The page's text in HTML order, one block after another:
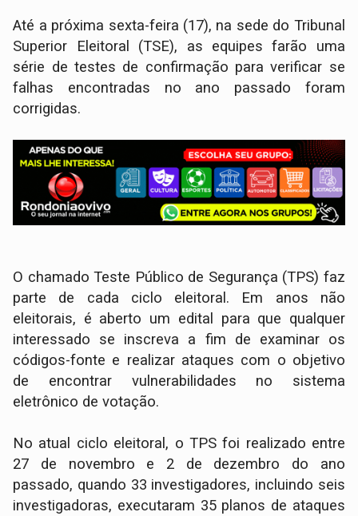
Até a próxima sexta-feira (17), na sede do Tribunal
Superior Eleitoral (TSE), as equipes farão uma
série de testes de confirmação para verificar se
falhas encontradas no ano passado foram
corrigidas.
O chamado Teste Público de Segurança (TPS) faz
parte de cada ciclo eleitoral. Em anos não
eleitorais, é aberto um edital para que qualquer
interessado se inscreva a fim de examinar os
códigos-fonte e realizar ataques com o objetivo
de encontrar vulnerabilidades no sistema
eletrônico de votação.
No atual ciclo eleitoral, o TPS foi realizado entre
27 de novembro e 2 de dezembro do ano
passado, quando 33 investigadores, incluindo seis
investigadoras, executaram 35 planos de ataques